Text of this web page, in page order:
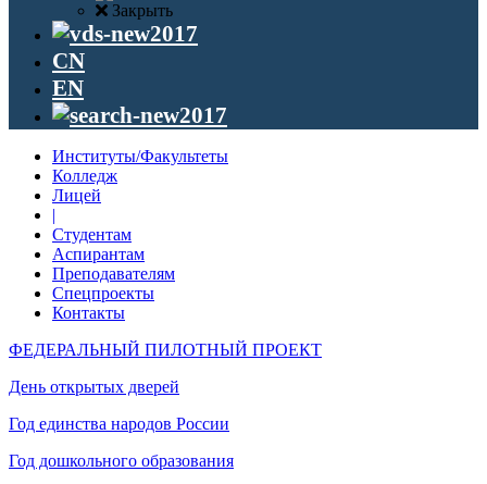
Закрыть
CN
EN
Институты/Факультеты
Колледж
Лицей
|
Студентам
Аспирантам
Преподавателям
Спецпроекты
Контакты
ФЕДЕРАЛЬНЫЙ ПИЛОТНЫЙ ПРОЕКТ
День открытых дверей
Год единства народов России
Год дошкольного образования